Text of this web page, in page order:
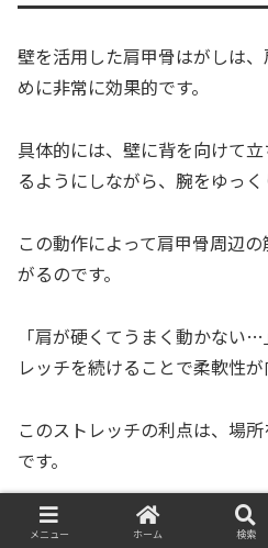
壁を活用した肩甲骨はがしは
めに非常に効果的です。
具体的には、壁に背を向けて
るようにしながら、腕をゆっく
この動作によって肩甲骨周辺
がるのです。
「肩が硬くてうまく動かない
レッチを続けることで柔軟性
このストレッチの利点は、場
です。
オフィスや自宅の壁を利用す
メニュー ホーム 検索